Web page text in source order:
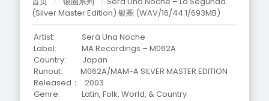
(Silver Master Edition) 银圈 (WAV/16/44.1/693MB)
Artist: Será Una Noche
Label: MA Recordings – M062A
Country: Japan
Runout: M062A/MAM-A SILVER MASTER EDITION
Released： 2003
Genre: Latin, Folk, World, & Country